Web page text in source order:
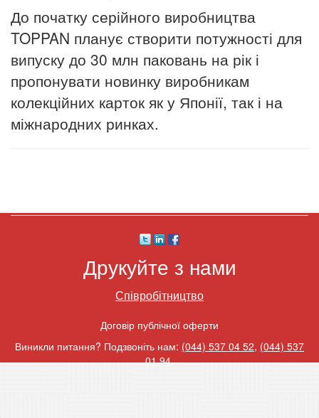
До початку серійного виробництва
TOPPAN планує створити потужності для
випуску до 30 млн паковань на рік і
пропонувати новинку виробникам
колекційних карток як у Японії, так і на
міжнародних ринках.
Друкуйте з нами
Співробітництво
Договір публічної оферти
Виникли питання? Подзвоніть нам: (044) 537 04 52, (044) 537
01 94.